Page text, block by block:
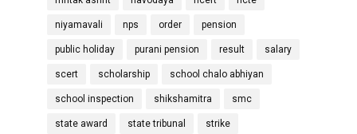
niyamavali nps order pension
public holiday purani pension result salary
scert scholarship school chalo abhiyan
school inspection shikshamitra smc
state award state tribunal strike